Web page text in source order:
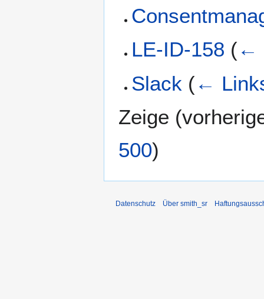
LE-ID-158 (←
Slack (←
Zeige (
500)
Datenschutz Über smith_sr